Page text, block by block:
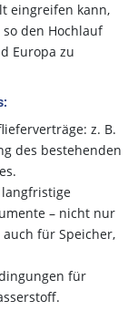
eingreifen kann,
den Hochlauf
Europa zu
z. B.
des bestehenden
– nicht nur
für Speicher,
für